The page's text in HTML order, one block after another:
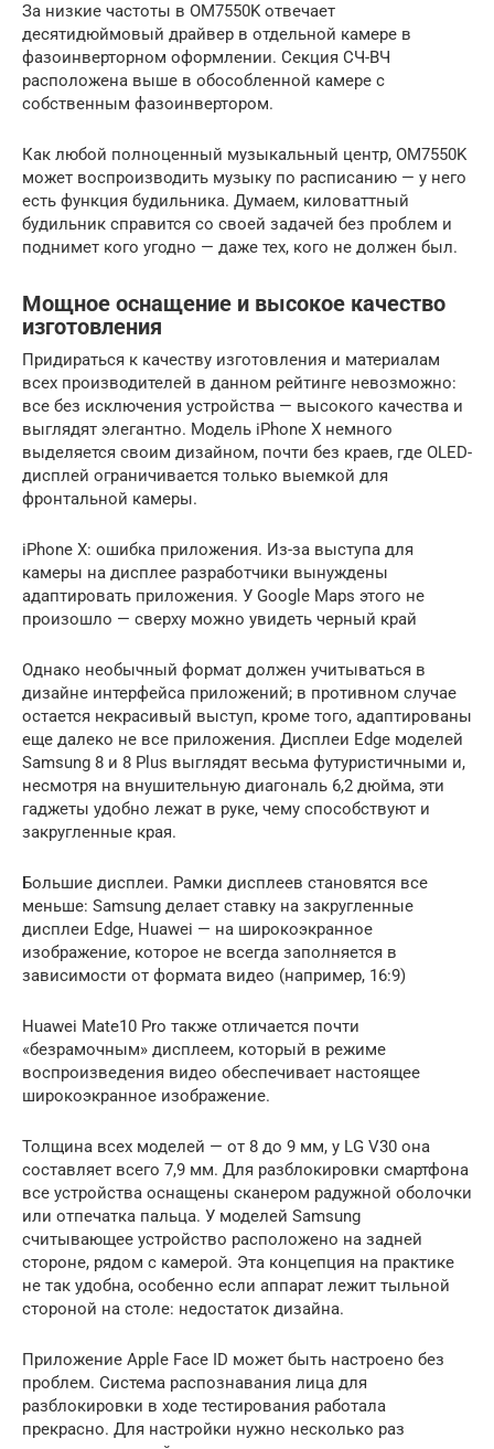
За низкие частоты в OM7550K отвечает
десятидюймовый драйвер в отдельной камере в
фазоинверторном оформлении. Секция СЧ-ВЧ
расположена выше в обособленной камере с
собственным фазоинвертором.
Как любой полноценный музыкальный центр, OM7550K
может воспроизводить музыку по расписанию — у него
есть функция будильника. Думаем, киловаттный
будильник справится со своей задачей без проблем и
поднимет кого угодно — даже тех, кого не должен был.
Мощное оснащение и высокое качество
изготовления
Придираться к качеству изготовления и материалам
всех производителей в данном рейтинге невозможно:
все без исключения устройства — высокого качества и
выглядят элегантно. Модель iPhone X немного
выделяется своим дизайном, почти без краев, где OLED-
дисплей ограничивается только выемкой для
фронтальной камеры.
iPhone X: ошибка приложения. Из-за выступа для
камеры на дисплее разработчики вынуждены
адаптировать приложения. У Google Maps этого не
произошло — сверху можно увидеть черный край
Однако необычный формат должен учитываться в
дизайне интерфейса приложений; в противном случае
остается некрасивый выступ, кроме того, адаптированы
еще далеко не все приложения. Дисплеи Edge моделей
Samsung 8 и 8 Plus выглядят весьма футуристичными и,
несмотря на внушительную диагональ 6,2 дюйма, эти
гаджеты удобно лежат в руке, чему способствуют и
закругленные края.
Большие дисплеи. Рамки дисплеев становятся все
меньше: Samsung делает ставку на закругленные
дисплеи Edge, Huawei — на широко­экранное
изображение, которое не всегда заполняется в
зависимости от формата видео (например, 16:9)
Huawei Mate10 Pro также отличается почти
«безрамочным» дисплеем, который в режиме
воспроизведения видео обеспечивает настоящее
широкоэкранное изображение.
Толщина всех моделей — от 8 до 9 мм, у LG V30 она
составляет всего 7,9 мм. Для разблокировки смартфона
все устройства оснащены сканером радужной оболочки
или отпечатка пальца. У моделей Samsung
считывающее устройство расположено на задней
стороне, рядом с камерой. Эта концепция на практике
не так удобна, особенно если аппарат лежит тыльной
стороной на столе: недостаток дизайна.
Приложение Apple Face ID может быть настроено без
проблем. Система распознавания лица для
разблокировки в ходе тестирования работала
прекрасно. Для настройки нужно несколько раз